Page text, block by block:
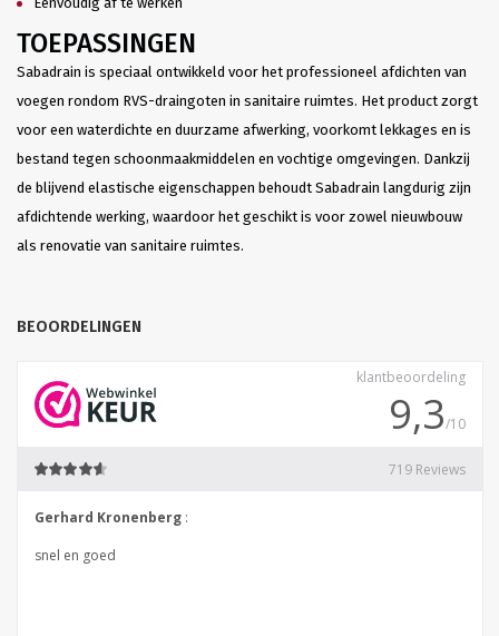
TOEPASSINGEN
Sabadrain is speciaal ontwikkeld voor het professioneel afdichten van
voegen rondom RVS-draingoten in sanitaire ruimtes. Het product zorgt
voor een waterdichte en duurzame afwerking, voorkomt lekkages en is
bestand tegen schoonmaakmiddelen en vochtige omgevingen. Dankzij
de blijvend elastische eigenschappen behoudt Sabadrain langdurig zijn
afdichtende werking, waardoor het geschikt is voor zowel nieuwbouw
als renovatie van sanitaire ruimtes.
BEOORDELINGEN